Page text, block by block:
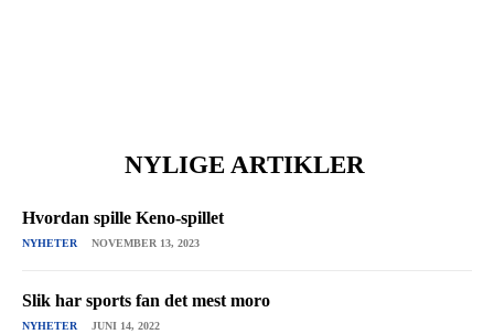
NYLIGE ARTIKLER
Hvordan spille Keno-spillet
NYHETER NOVEMBER 13, 2023
Slik har sports fan det mest moro
NYHETER JUNI 14, 2022